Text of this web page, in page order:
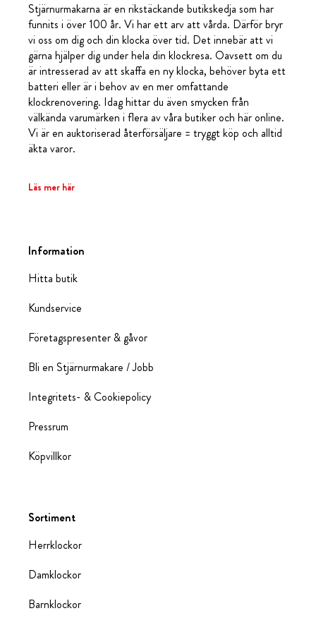
Stjärnurmakarna är en rikstäckande butikskedja som har
funnits i över 100 år. Vi har ett arv att vårda. Därför bryr
vi oss om dig och din klocka över tid. Det innebär att vi
gärna hjälper dig under hela din klockresa. Oavsett om du
är intresserad av att skaffa en ny klocka, behöver byta ett
batteri eller är i behov av en mer omfattande
klockrenovering. Idag hittar du även smycken från
välkända varumärken i flera av våra butiker och här online.
Vi är en auktoriserad återförsäljare = tryggt köp och alltid
äkta varor.
Läs mer här
Information
Hitta butik
Kundservice
Företagspresenter & gåvor
Bli en Stjärnurmakare / Jobb
Integritets- & Cookiepolicy
Pressrum
Köpvillkor
Sortiment
Herrklockor
Damklockor
Barnklockor